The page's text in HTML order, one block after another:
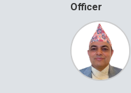
Officer